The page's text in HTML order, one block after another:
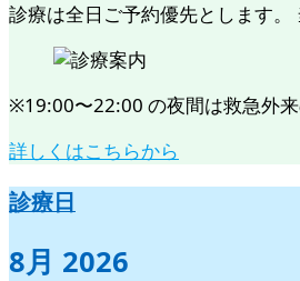
診療は全日ご予約優先とします
※19:00〜22:00 の夜間は救急外
詳しくはこちらから
診療日
8月 2026